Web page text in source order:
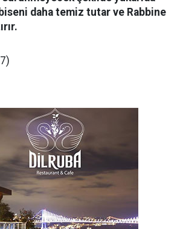
daha temiz tutar ve Rabbine